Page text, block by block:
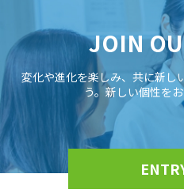
JOIN
変化や進化を楽しみ、共に新し
う。新しい個性を